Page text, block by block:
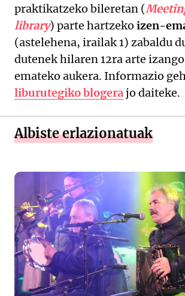
praktikatzeko bileretan (
library) parte hartzeko izen-
(astelehena, irailak 1) zabaldu
dutenek hilaren 12ra arte
emateko aukera. Informazio
liburutegiko blogerajo daiteke.
Albiste erlazionatuak